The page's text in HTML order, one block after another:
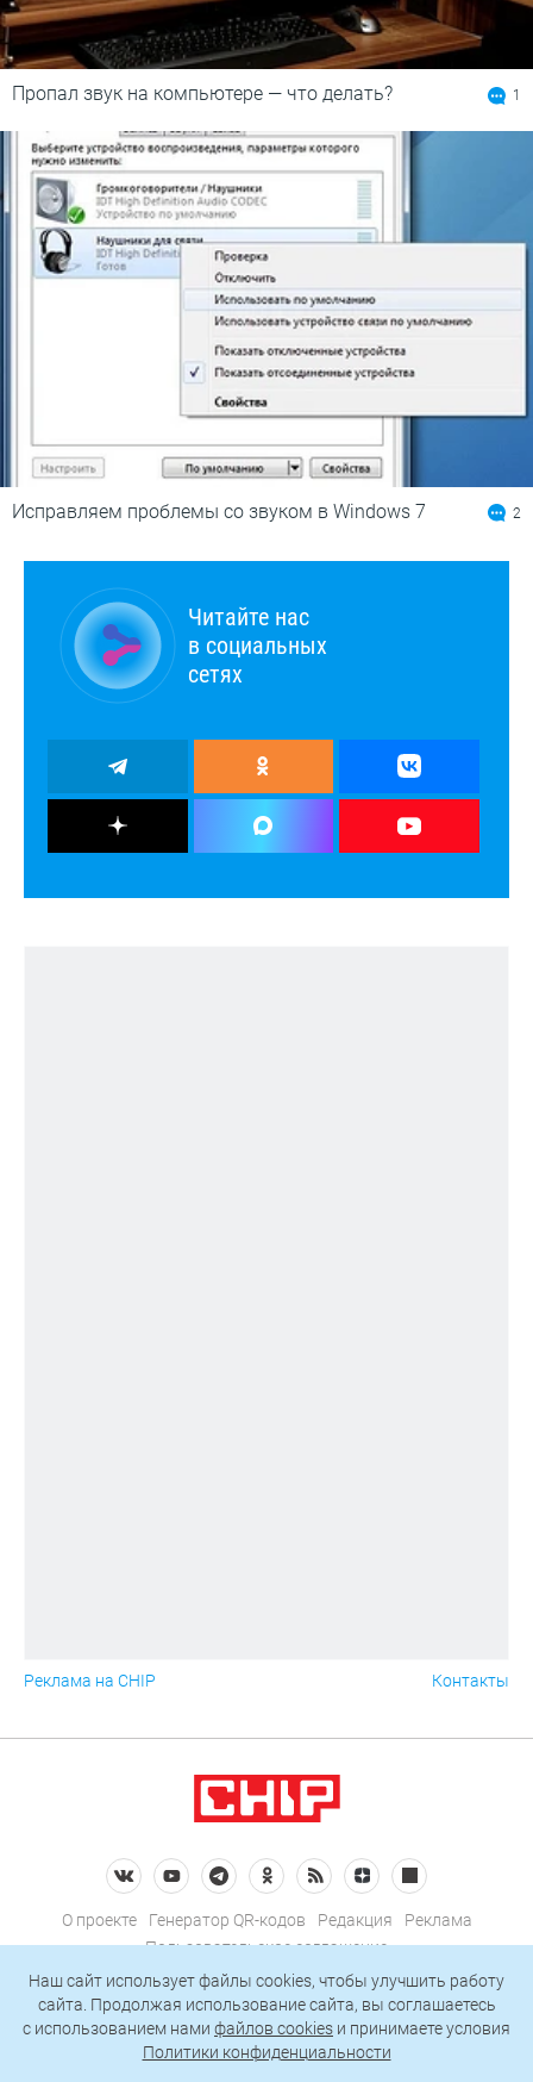
Пропал звук на компьютере — что делать? 1
Исправляем проблемы со звуком в Windows 7 2
Читайте нас
в социальных
сетях
Реклама на CHIP Контакты
О проекте Генератор QR-кодов Редакция
Реклама
Пользовательское соглашение
Политика конфиденциальности
Подписаться на рассылку
Наш сайт использует файлы cookies, чтобы улучшить работу
сайта. Продолжая использование сайта, вы соглашаетесь
c использованием нами файлов cookies и принимаете условия
Политики конфиденциальности